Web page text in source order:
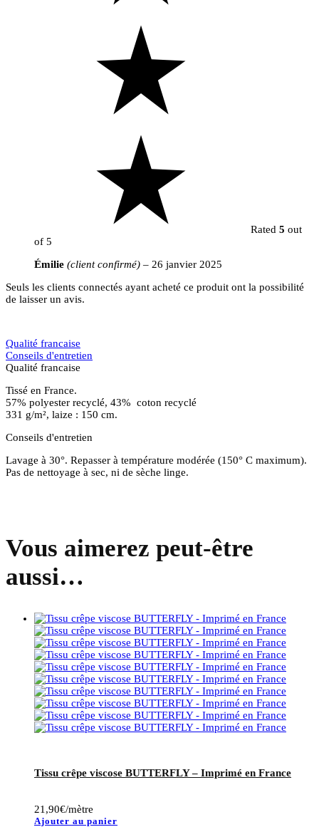
Rated 5 out
of 5
Émilie (client confirmé) – 26 janvier 2025
Seuls les clients connectés ayant acheté ce produit ont la possibilité
de laisser un avis.
Qualité francaise
Conseils d'entretien
Qualité francaise
Tissé en France.
57% polyester recyclé, 43% coton recyclé
331 g/m², laize : 150 cm.
Conseils d'entretien
Lavage à 30°. Repasser à température modérée (150° C maximum).
Pas de nettoyage à sec, ni de sèche linge.
Vous aimerez peut-être
aussi…
Tissu crêpe viscose BUTTERFLY – Imprimé en France
21,90€/mètre
Ajouter au panier